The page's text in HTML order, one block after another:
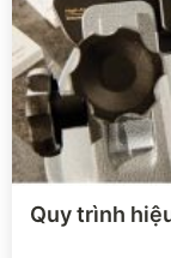
Xem chi tiết
Quy trình